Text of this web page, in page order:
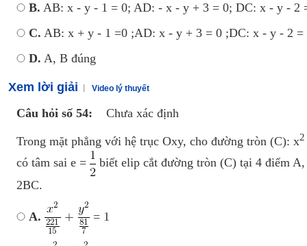
B. AB: x - y - 1 = 0; AD: - x - y + 3 = 0; DC: x - y - 2
C. AB: x + y - 1 =0 ;AD: x - y + 3 = 0 ;DC: x - y - 2
D. A, B đúng
Xem lời giải Video lý thuyết
Câu hỏi số 54: Chưa xác định
Trong mặt phẳng với hệ trục Oxy, cho đường tròn (C): x2
có tâm sai e =
biết elip cắt đường tròn (C) tại 4 điểm
2BC.
A. = 1